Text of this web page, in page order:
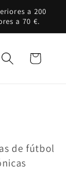
a 200
a 70 €.
Carrito
de fútbol